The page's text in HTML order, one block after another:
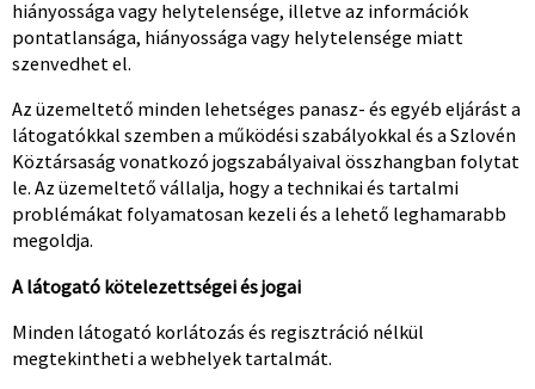
hiányossága vagy helytelensége, illetve az információk
pontatlansága, hiányossága vagy helytelensége miatt
szenvedhet el.
Az üzemeltető minden lehetséges panasz- és egyéb eljárást a
látogatókkal szemben a működési szabályokkal és a Szlovén
Köztársaság vonatkozó jogszabályaival összhangban folytat
le. Az üzemeltető vállalja, hogy a technikai és tartalmi
problémákat folyamatosan kezeli és a lehető leghamarabb
megoldja.
A látogató kötelezettségei és jogai
Minden látogató korlátozás és regisztráció nélkül
megtekintheti a webhelyek tartalmát.